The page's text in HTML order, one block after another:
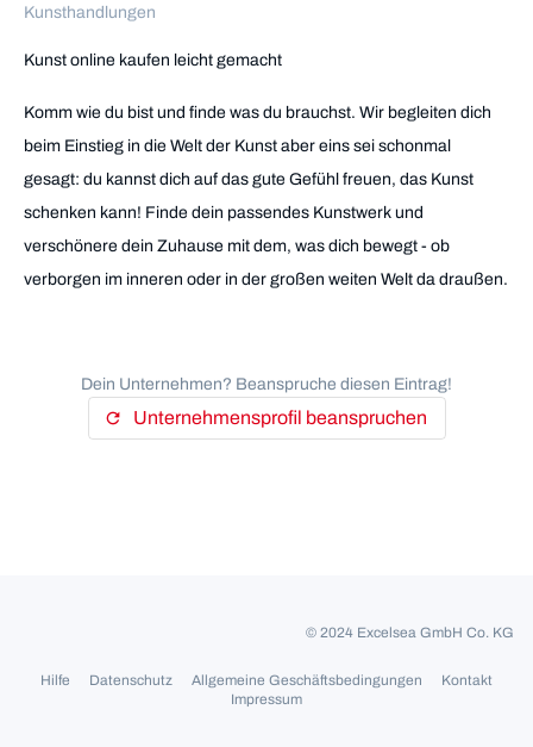
Kunsthandlungen
Kunst online kaufen leicht gemacht
Komm wie du bist und finde was du brauchst. Wir begleiten dich
beim Einstieg in die Welt der Kunst aber eins sei schonmal
gesagt: du kannst dich auf das gute Gefühl freuen, das Kunst
schenken kann! Finde dein passendes Kunstwerk und
verschönere dein Zuhause mit dem, was dich bewegt - ob
verborgen im inneren oder in der großen weiten Welt da draußen.
Dein Unternehmen? Beanspruche diesen Eintrag!
refresh Unternehmensprofil beanspruchen
© 2024 Excelsea GmbH Co. KG
Hilfe Datenschutz Allgemeine Geschäftsbedingungen
Kontakt
Impressum